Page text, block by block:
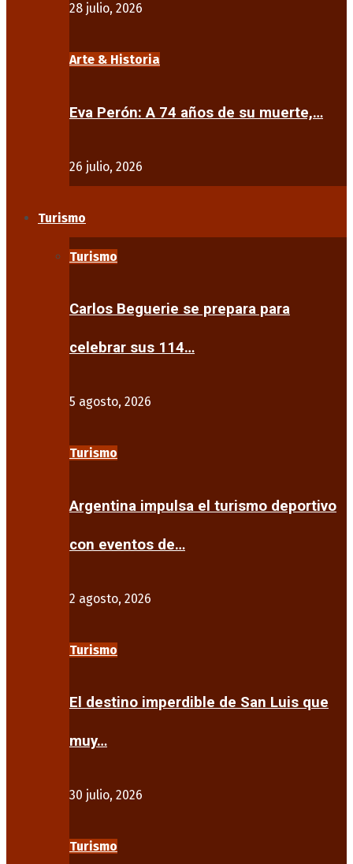
28 julio, 2026
Arte & Historia
Eva Perón: A 74 años de su muerte,…
26 julio, 2026
Turismo
Turismo
Carlos Beguerie se prepara para
celebrar sus 114…
5 agosto, 2026
Turismo
Argentina impulsa el turismo deportivo
con eventos de…
2 agosto, 2026
Turismo
El destino imperdible de San Luis que
muy…
30 julio, 2026
Turismo